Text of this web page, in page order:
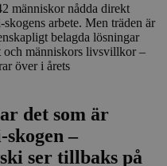
människor nådda direkt
arbete. Men träden är
belagda lösningar
och människors livsvillkor –
över i årets
det som är
–
ser tillbaks på